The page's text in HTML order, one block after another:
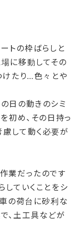
トの枠ばらしと
に移動してその
けたり…色々とや
日の動きのシミ
初め、その日持っ
して動く必要が
業だったのです
していくことをシ
の荷台に砂利な
、土工具などが